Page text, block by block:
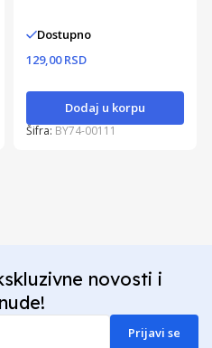
Dostupno
129,00 RSD
Dodaj u korpu
Šifra: BY74-00111
novosti i
Prijavi se